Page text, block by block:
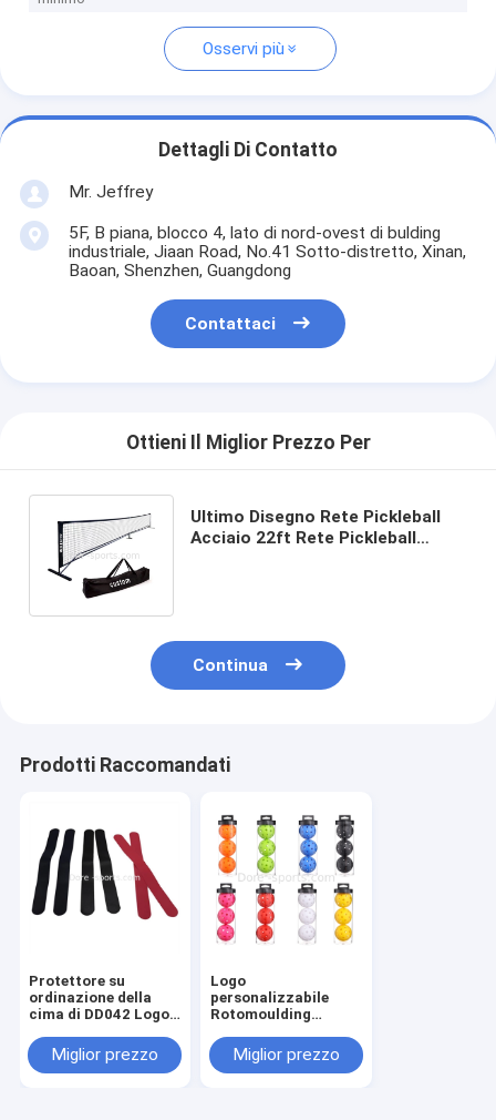
Osservi più
Dettagli Di Contatto
Mr. Jeffrey
5F, B piana, blocco 4, lato di nord-ovest di bulding
industriale, Jiaan Road, No.41 Sotto-distretto, Xinan,
Baoan, Shenzhen, Guangdong
Contattaci
Ottieni Il Miglior Prezzo Per
Ultimo Disegno Rete Pickleball
Acciaio 22ft Rete Pickleball
Continua
Prodotti Raccomandati
Protettore su
ordinazione della
cima di DD042 Logo
Protettore della
cima dell'unità di
Miglior prezzo
Logo
personalizzabile
Rotomoulding
stampaggio sfera
luminosa al buio, 40 /
Miglior prezzo